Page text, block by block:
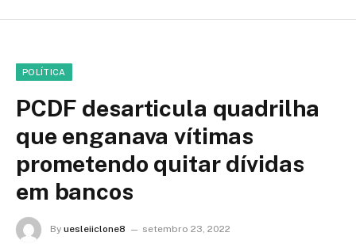
POLÍTICA
PCDF desarticula quadrilha
que enganava vítimas
prometendo quitar dívidas
em bancos
By uesleiiclone8
setembro 23, 2022